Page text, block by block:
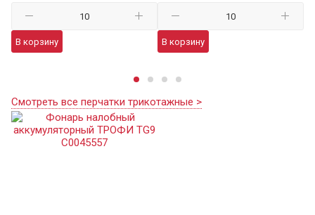
В корзину В корзину
Смотреть все перчатки трикотажные >